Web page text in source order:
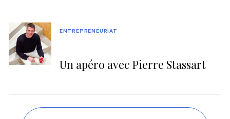
Un apéro avec Pierre Stassart
ENTREPRENEURIAT